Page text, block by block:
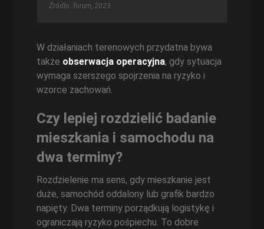
Źródło: forum, 2023.
W działaniach terenowych przydatna bywa
także obserwacja operacyjna, gdy sytuacja
wymaga szerszego spojrzenia na ryzyko i
wzorce zachowań.
Czy lepiej rozdzielić badanie
mieszkania i samochodu na
dwa terminy?
Rozdzielenie ma sens, gdy mieszkanie jest
duże, samochód oddalony lub grafik bardzo
napięty. Dwa terminy porządkują logistykę i
ograniczają ryzyko pośpiechu. To dobre